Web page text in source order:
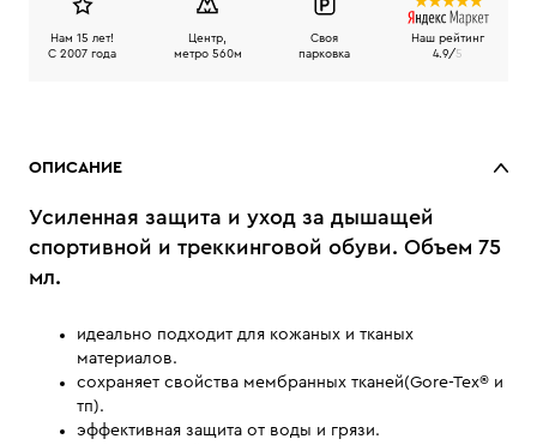
Нам 15 лет!
C 2007 года
Центр,
метро 560м
Своя
парковка
Наш рейтинг
4.9/5
ОПИСАНИЕ
Усиленная защита и уход за дышащей
спортивной и треккинговой обуви. Объем 75
мл.
идеально подходит для кожаных и тканых
материалов.
сохраняет свойства мембранных тканей(Gore-Tex® и
тп).
эффективная защита от воды и грязи.